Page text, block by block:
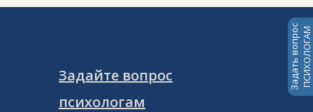
Задать вопросПСИХОЛОГАМ
Задайте вопрос
психологам